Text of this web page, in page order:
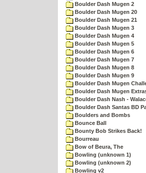
Boulder Dash Mugen 2
Boulder Dash Mugen 20
Boulder Dash Mugen 21
Boulder Dash Mugen 3
Boulder Dash Mugen 4
Boulder Dash Mugen 5
Boulder Dash Mugen 6
Boulder Dash Mugen 7
Boulder Dash Mugen 8
Boulder Dash Mugen 9
Boulder Dash Mugen
Boulder Dash Mugen
Boulder Dash Nash -
Boulder Dash Santas BD
Boulders and Bombs
Bounce Ball
Bounty Bob Strikes Back!
Bourreau
Bow of Beura, The
Bowling (unknown 1)
Bowling (unknown 2)
Bowling v2